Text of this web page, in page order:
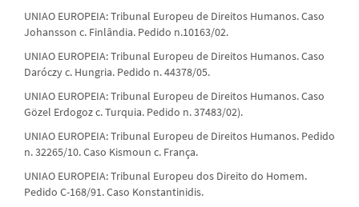
UNIAO EUROPEIA: Tribunal Europeu de Direitos Humanos. Caso
Johansson c. Finlândia. Pedido n.10163/02.
UNIAO EUROPEIA: Tribunal Europeu de Direitos Humanos. Caso
Daróczy c. Hungria. Pedido n. 44378/05.
UNIAO EUROPEIA: Tribunal Europeu de Direitos Humanos. Caso
Gözel Erdogoz c. Turquia. Pedido n. 37483/02).
UNIAO EUROPEIA: Tribunal Europeu de Direitos Humanos. Pedido
n. 32265/10. Caso Kismoun c. França.
UNIAO EUROPEIA: Tribunal Europeu dos Direito do Homem.
Pedido C-168/91. Caso Konstantinidis.